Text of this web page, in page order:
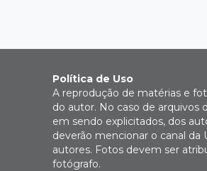
Política de Uso
A reprodução de matérias e
do autor. No caso de arquivos
em sendo explicitados, dos
deverão mencionar o canal da
autores. Fotos devem ser
fotógrafo.